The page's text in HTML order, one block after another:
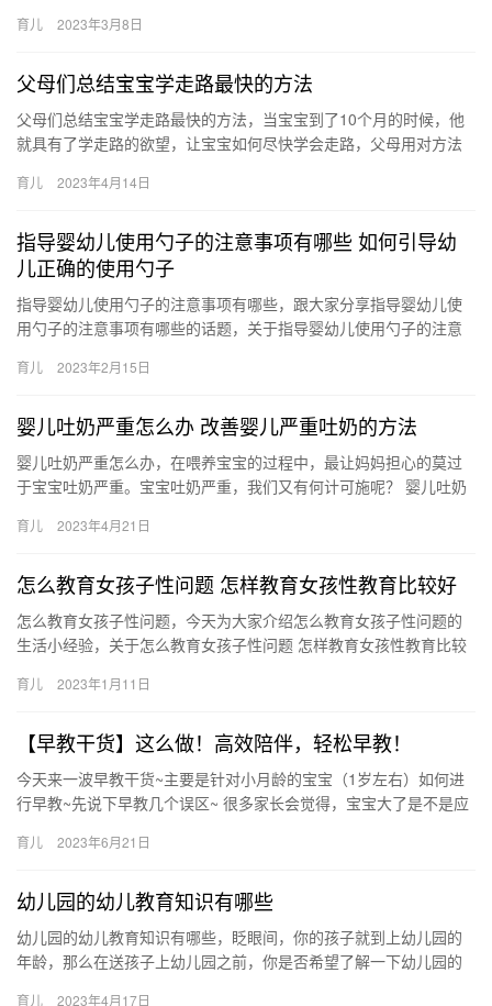
育儿 2023年3月8日
父母们总结宝宝学走路最快的方法
父母们总结宝宝学走路最快的方法，当宝宝到了10个月的时候，他
就具有了学走路的欲望，让宝宝如何尽快学会走路，父母用对方法
走…
育儿 2023年4月14日
指导婴幼儿使用勺子的注意事项有哪些 如何引导幼
儿正确的使用勺子
指导婴幼儿使用勺子的注意事项有哪些，跟大家分享指导婴幼儿使
用勺子的注意事项有哪些的话题，关于指导婴幼儿使用勺子的注意
1、…
育儿 2023年2月15日
婴儿吐奶严重怎么办 改善婴儿严重吐奶的方法
婴儿吐奶严重怎么办，在喂养宝宝的过程中，最让妈妈担心的莫过
于宝宝吐奶严重。宝宝吐奶严重，我们又有何计可施呢？ 婴儿吐奶
儿…
育儿 2023年4月21日
怎么教育女孩子性问题 怎样教育女孩性教育比较好
怎么教育女孩子性问题，今天为大家介绍怎么教育女孩子性问题的
生活小经验，关于怎么教育女孩子性问题 怎样教育女孩性教育比较
怎…
育儿 2023年1月11日
【早教干货】这么做！高效陪伴，轻松早教！
今天来一波早教干货~主要是针对小月龄的宝宝（1岁左右）如何进
行早教~先说下早教几个误区~ 很多家长会觉得，宝宝大了是不是应
育儿 2023年6月21日
幼儿园的幼儿教育知识有哪些
幼儿园的幼儿教育知识有哪些，眨眼间，你的孩子就到上幼儿园的
年龄，那么在送孩子上幼儿园之前，你是否希望了解一下幼儿园的
育儿 2023年4月17日